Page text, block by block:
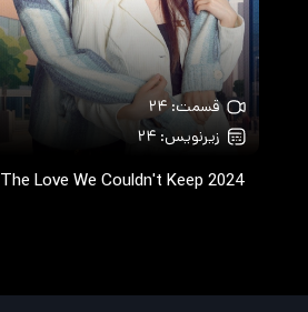
قسمت: ۲۴
زیرنویس: ۲۴
The Love We Couldn't Keep2024